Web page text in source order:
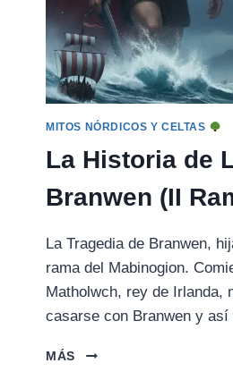
MITOS NÓRDICOS Y CELTAS
La Historia de
Branwen (II
La Tragedia de Branwen,
rama del Mabinogion.
Matholwch, rey de Irlanda,
casarse con Branwen y
MÁS
LA